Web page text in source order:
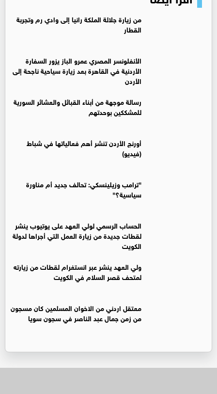
من زيارة جلالة الملكة رانيا إلى وادي رم وتجربة
القطار
الأنفلونسر المصري عمرو الباز يزور السفارة
الأردنية في القاهرة بعد زيارة سياحية ناجحة إلى
الأردن
رسالة موجهة من أبناء القبائل والعشائر السورية
للمشككين بوحدتهم
أورنج الأردن تنشر أهم فعالياتها في شباط
(فيديو)
"ترامب وزيلينسكي: تحالف جديد أم مناورة
سياسية؟"
الحساب الرسمي لولي العهد على يوتيوب ينشر
لقطات جديدة من زيارة العمل التي أجراها لدولة
الكويت
ولي العهد ينشر عبر انستغرام لقطات من زيارته
لمتحف قصر السلام في الكويت
معتقل اردني من الاخوان المسلمين كان مسجون
من زمن جمال عبد الناصر في سجون سويا